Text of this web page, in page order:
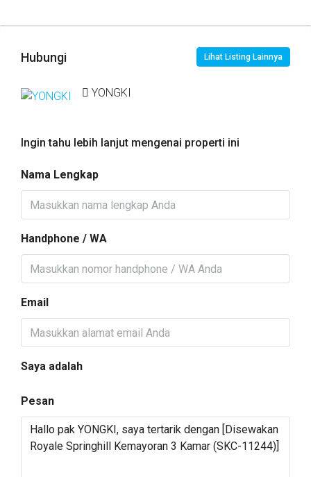
Hubungi Lihat Listing Lainnya
YONGKI
Ingin tahu lebih lanjut mengenai properti ini
Nama Lengkap
Handphone / WA
Email
Saya adalah
Pesan